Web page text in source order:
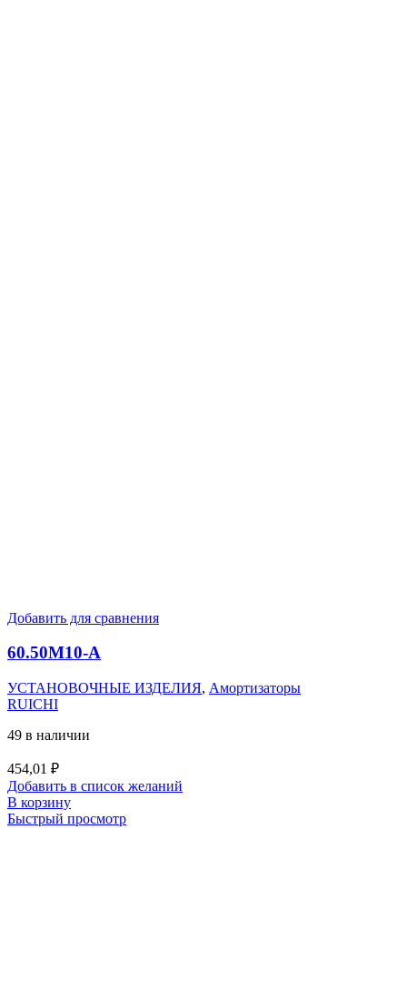
Добавить для сравнения
60.50M10-А
УСТАНОВОЧНЫЕ ИЗДЕЛИЯ, Амортизаторы
RUICHI
49 в наличии
454,01 ₽
Добавить в список желаний
В корзину
Быстрый просмотр